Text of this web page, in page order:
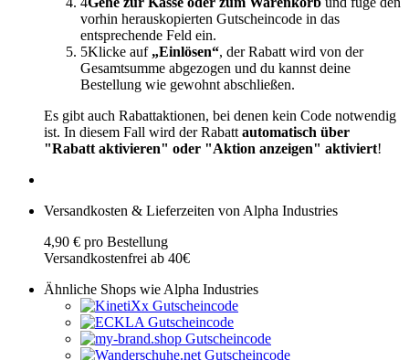
vorhin herauskopierten Gutscheincode in das
entsprechende Feld ein.
5Klicke auf „Einlösen“, der Rabatt wird von der
Gesamtsumme abgezogen und du kannst deine
Bestellung wie gewohnt abschließen.
Es gibt auch Rabattaktionen, bei denen kein Code notwendig
ist. In diesem Fall wird der Rabatt automatisch über
"Rabatt aktivieren" oder "Aktion anzeigen" aktiviert!
Versandkosten & Lieferzeiten von Alpha Industries
4,90 € pro Bestellung
Versandkostenfrei ab 40€
Ähnliche Shops wie Alpha Industries